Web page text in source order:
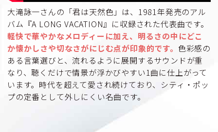
大滝詠一さんの「君は天然色」は、1981年発売のアル
バム『A LONG VACATION』に収録された代表曲です。
軽快で華やかなメロディーに加え、明るさの中にどこ
か懐かしさや切なさがにじむ点が印象的です。 色彩感の
ある言葉選びと、流れるように展開するサウンドが重
なり、聴くだけで情景が浮かびやすい1曲に仕上がって
います。時代を超えて愛され続けており、シティ・ポッ
プの定番として外しにくい名曲です。